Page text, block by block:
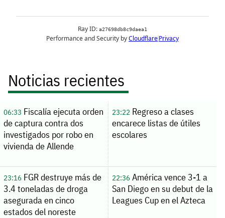
Noticias recientes
06:33 Fiscalía ejecuta orden
de captura contra dos
investigados por robo en
vivienda de Allende
23:22Regreso a clases
encarece listas de útiles
escolares
23:16FGR destruye más de
3.4 toneladas de droga
asegurada en cinco
estados del noreste
22:36América vence 3-1 a
San Diego en su debut de la
Leagues Cup en el Azteca